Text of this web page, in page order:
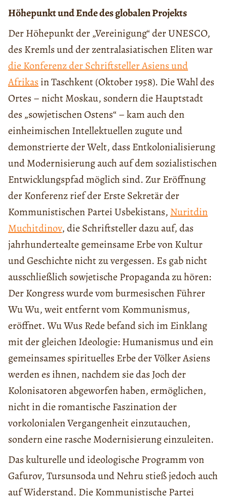
Höhepunkt und Ende des globalen Projekts
Der Höhepunkt der „Vereinigung“ der UNESCO,
des Kremls und der zentralasiatischen Eliten war
die Konferenz der Schriftsteller Asiens und
Afrikas in Taschkent (Oktober 1958). Die Wahl des
Ortes – nicht Moskau, sondern die Hauptstadt
des „sowjetischen Ostens“ – kam auch den
einheimischen Intellektuellen zugute und
demonstrierte der Welt, dass Entkolonialisierung
und Modernisierung auch auf dem sozialistischen
Entwicklungspfad möglich sind. Zur Eröffnung
der Konferenz rief der Erste Sekretär der
Kommunistischen Partei Usbekistans, Nuritdin
Muchitdinov, die Schriftsteller dazu auf, das
jahrhundertealte gemeinsame Erbe von Kultur
und Geschichte nicht zu vergessen. Es gab nicht
ausschließlich sowjetische Propaganda zu hören:
Der Kongress wurde vom burmesischen Führer
Wu Wu, weit entfernt vom Kommunismus,
eröffnet. Wu Wus Rede befand sich im Einklang
mit der gleichen Ideologie: Humanismus und ein
gemeinsames spirituelles Erbe der Völker Asiens
werden es ihnen, nachdem sie das Joch der
Kolonisatoren abgeworfen haben, ermöglichen,
nicht in die romantische Faszination der
vorkolonialen Vergangenheit einzutauchen,
sondern eine rasche Modernisierung einzuleiten.
Das kulturelle und ideologische Programm von
Gafurov, Tursunsoda und Nehru stieß jedoch auch
auf Widerstand. Die Kommunistische Partei